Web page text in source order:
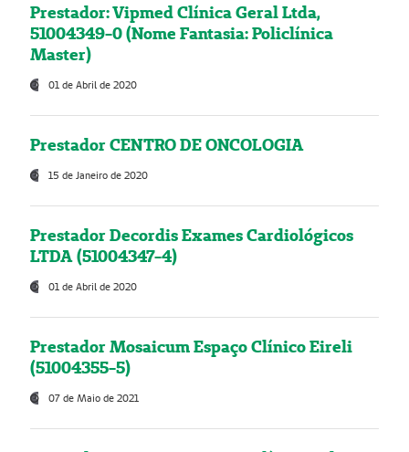
Prestador: Vipmed Clínica Geral Ltda,
51004349-0 (Nome Fantasia: Policlínica
Master)
01 de Abril de 2020
Prestador CENTRO DE ONCOLOGIA
15 de Janeiro de 2020
Prestador Decordis Exames Cardiológicos
LTDA (51004347-4)
01 de Abril de 2020
Prestador Mosaicum Espaço Clínico Eireli
(51004355-5)
07 de Maio de 2021